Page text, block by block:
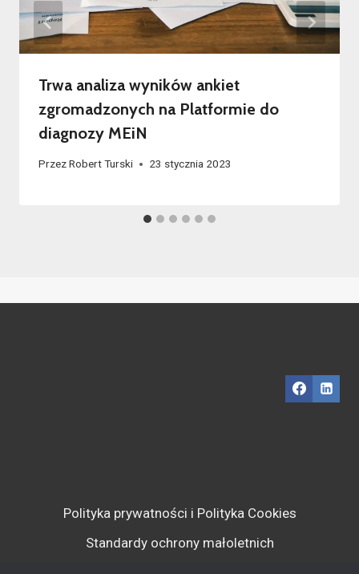
Trwa analiza wyników ankiet
zgromadzonych na Platformie do
diagnozy MEiN
PrzezRobert Turski 23 stycznia 2023
Polityka prywatności i Polityka Cookies
Standardy ochrony małoletnich